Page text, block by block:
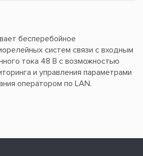
бесперебойное
систем связи с входным
тока 48 В с возможностью
и управления параметрами
оператором по LAN.